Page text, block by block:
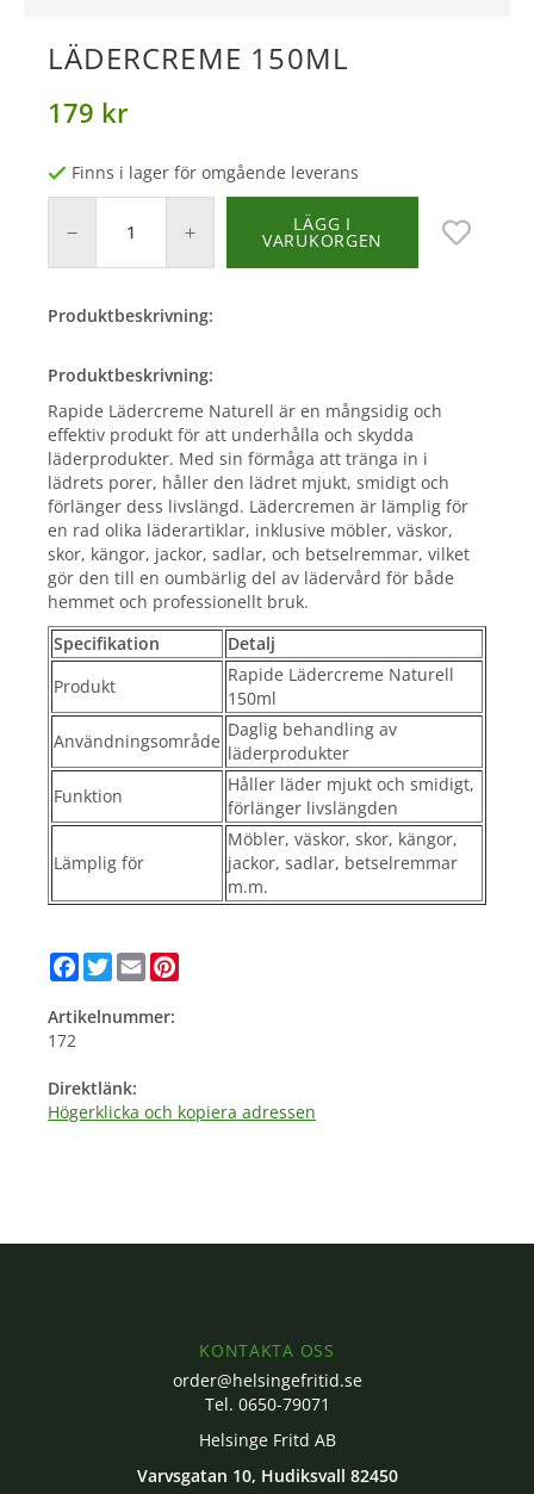
LÄDERCREME 150ML
179 kr
Finns i lager för omgående leverans
LÄGG I
VARUKORGEN
Produktbeskrivning:
Produktbeskrivning:
Rapide Lädercreme Naturell är en mångsidig och
effektiv produkt för att underhålla och skydda
läderprodukter. Med sin förmåga att tränga in i
lädrets porer, håller den lädret mjukt, smidigt och
förlänger dess livslängd. Lädercremen är lämplig för
en rad olika läderartiklar, inklusive möbler, väskor,
skor, kängor, jackor, sadlar, och betselremmar, vilket
gör den till en oumbärlig del av lädervård för både
hemmet och professionellt bruk.
Specifikation
Detalj
Produkt
Rapide Lädercreme Naturell
150ml
Användningsområde
Daglig behandling av
läderprodukter
Funktion
Håller läder mjukt och smidigt,
förlänger livslängden
Lämplig för
Möbler, väskor, skor, kängor,
jackor, sadlar, betselremmar
m.m.
Facebook
Twitter
Email
Artikelnummer:
172
Direktlänk:
Högerklicka och kopiera adressen
KONTAKTA OSS
order@helsingefritid.se
Tel. 0650-79071
Helsinge Fritd AB
Varvsgatan 10, Hudiksvall 82450